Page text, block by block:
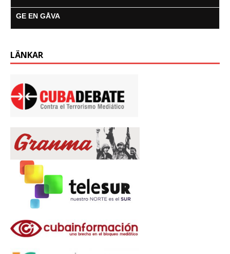
GE EN GÅVA
LÄNKAR